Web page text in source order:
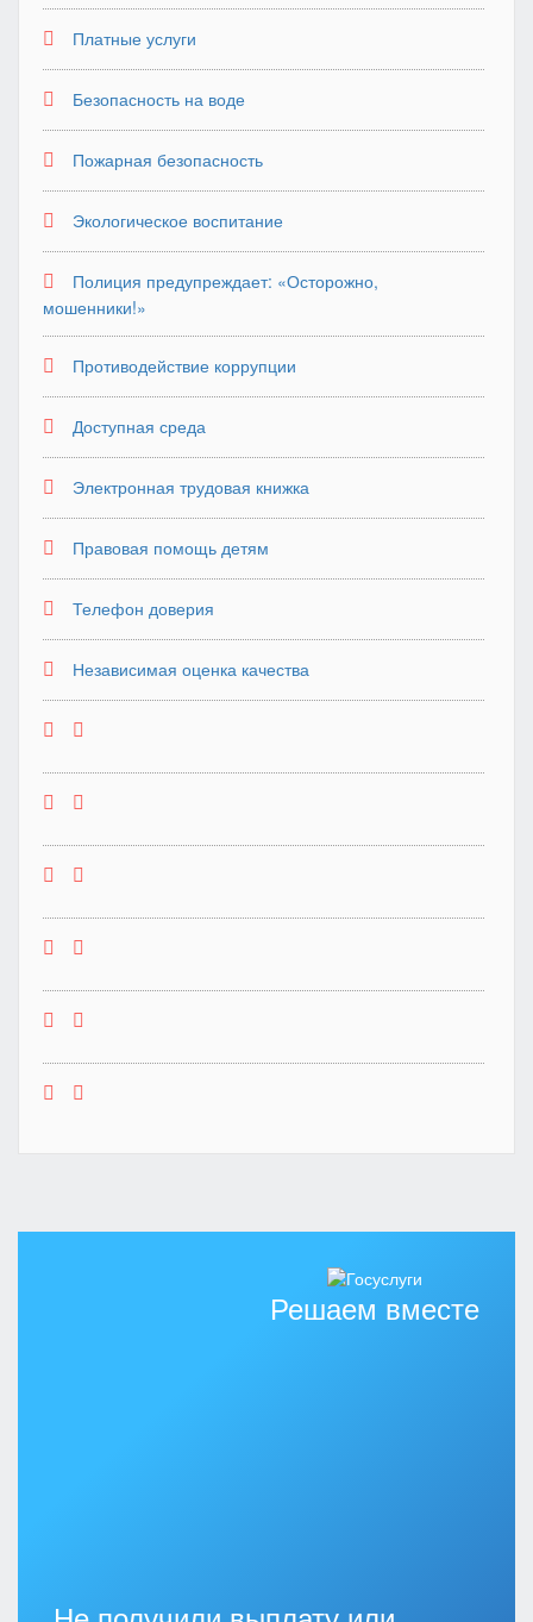
Платные услуги
Безопасность на воде
Пожарная безопасность
Экологическое воспитание
Полиция предупреждает: «Осторожно,
мошенники!»
Противодействие коррупции
Доступная среда
Электронная трудовая книжка
Правовая помощь детям
Телефон доверия
Независимая оценка качества
Решаем вместе